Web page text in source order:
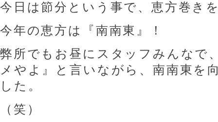
今日は節分という事で、恵方巻き
今年の恵方は『南南東』！
弊所でもお昼にスタッフみんなで
メやよ』と言いながら、南南東を
した。
（笑）